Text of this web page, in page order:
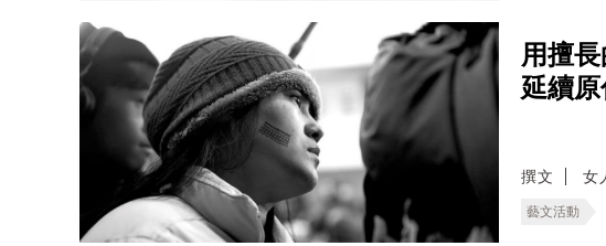
用擅
延續原
撰文 女
藝文活動